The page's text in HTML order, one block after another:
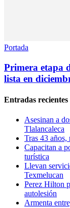
Portada
Primera etapa
lista en
Entradas recientes
Asesinan a
Tlalancaleca
Tras 43
Capacitan a
turística
Llevan
Texmelucan
Perez Hilton
autolesión
Armenta